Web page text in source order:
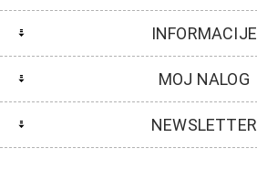
INFORMACIJE
MOJ NALOG
NEWSLETTER